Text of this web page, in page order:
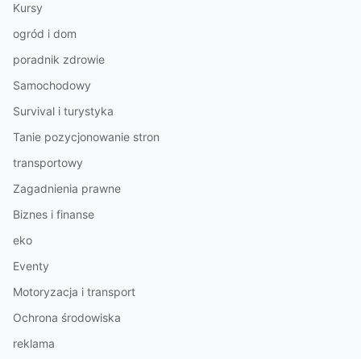
Kursy
ogród i dom
poradnik zdrowie
Samochodowy
Survival i turystyka
Tanie pozycjonowanie stron
transportowy
Zagadnienia prawne
Biznes i finanse
eko
Eventy
Motoryzacja i transport
Ochrona środowiska
reklama